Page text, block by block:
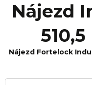
Nájezd
Nájezd Fortelock